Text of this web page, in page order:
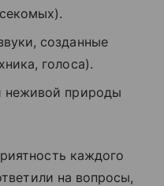
созданные
голоса).
неживой природы
каждого
на вопросы,